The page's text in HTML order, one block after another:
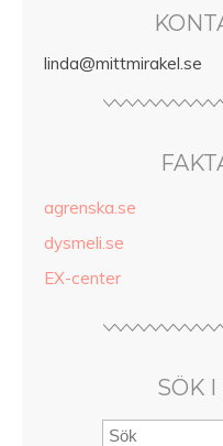
linda@mittmirakel.se
agrenska.se
dysmeli.se
EX-center
SÖK I